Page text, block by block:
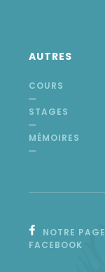
AUTRES
COURS
STAGES
MÉMOIRES
NOTRE PAGE
FACEBOOK